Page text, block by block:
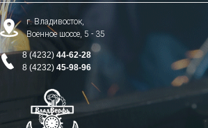
г. Владивосток,
Военное шоссе, 5 - 35
8 (4232) 44-62-28
8 (4232) 45-98-96